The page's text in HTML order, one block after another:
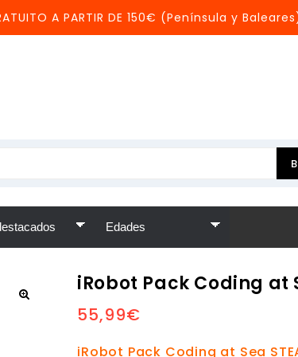
A PARTIR DE 150€ (Península y
iRobot Pack Coding at
55,99€
iRobot Pack Coding at Sea